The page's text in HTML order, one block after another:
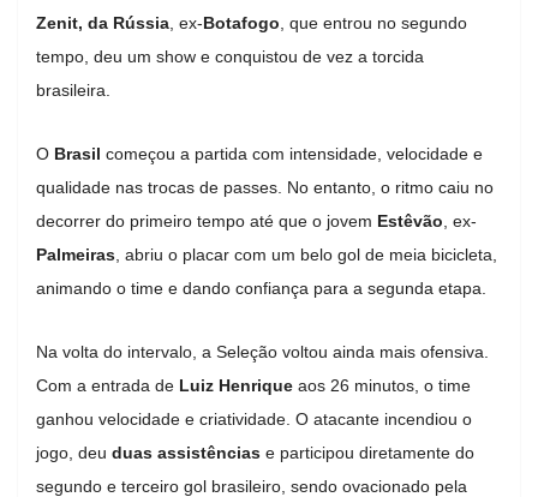
Zenit, da Rússia , ex-Botafogo , que entrou no segundo
tempo, deu um show e conquistou de vez a torcida
brasileira.
O Brasil começou a partida com intensidade, velocidade e
qualidade nas trocas de passes. No entanto, o ritmo caiu no
decorrer do primeiro tempo até que o jovem Estêvão , ex-
Palmeiras , abriu o placar com um belo gol de meia bicicleta,
animando o time e dando confiança para a segunda etapa.
Na volta do intervalo, a Seleção voltou ainda mais ofensiva.
Com a entrada de Luiz Henrique aos 26 minutos, o time
ganhou velocidade e criatividade. O atacante incendiou o
jogo, deu duas assistências e participou diretamente do
segundo e terceiro gol brasileiro, sendo ovacionado pela